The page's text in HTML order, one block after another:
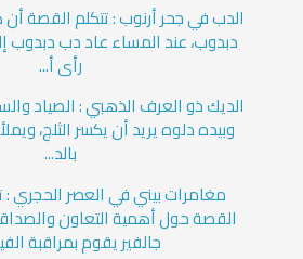
الدب في جحر أرنوب : تتكلم القصة أن
دبدوب، عند المساء عاد دب دبدوب
رأى أ...
الديك ذو العرف الذهبي : الصياد
وبيده دلوه يريد أن يكسر الثلج،
بالد...
مغامرات بيني في العصر الحجري
القصة حول أهمية التعاون
جالفير يقوم بمراقبة